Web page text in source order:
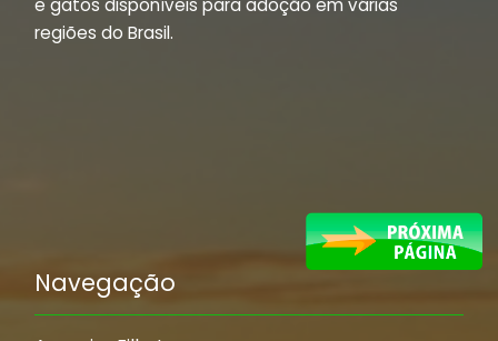
e gatos disponíveis para adoção em várias
regiões do Brasil.
Navegação